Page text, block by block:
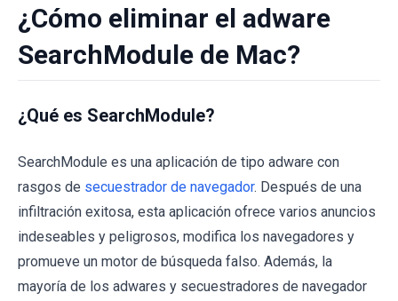
¿Cómo eliminar el adware
SearchModule de Mac?
¿Qué es SearchModule?
SearchModule es una aplicación de tipo adware con
rasgos de secuestrador de navegador. Después de una
infiltración exitosa, esta aplicación ofrece varios anuncios
indeseables y peligrosos, modifica los navegadores y
promueve un motor de búsqueda falso. Además, la
mayoría de los adwares y secuestradores de navegador